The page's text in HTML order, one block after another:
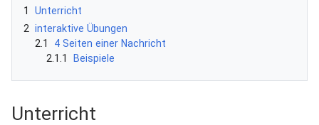
1
Unterricht
2 interaktive Übungen
2.1
4 Seiten einer Nachricht
2.1.1
Beispiele
Unterricht